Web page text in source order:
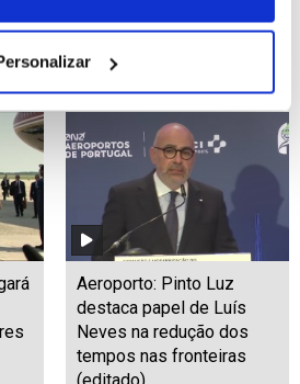
2027
ID: 47502773
Aeroporto: Pinto Luz
destaca papel de Luís
Neves na redução dos
tempos nas fronteiras